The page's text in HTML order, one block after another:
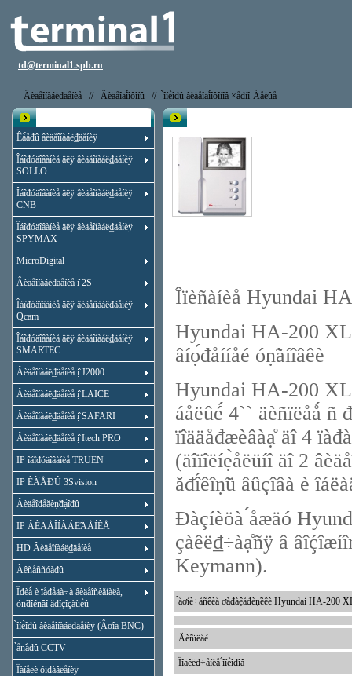
td@terminal1.spb.ru
Âèäåîíàáë₫äåíèå // Âèäåîäî́îôîíû // ̀îíẹ̀îđû âèäåîäî́îôîíîâ ×åđíî-Áåëûå
Êà́åđû âèäåîíàáë₫äåíèÿ
Îáîđóäîâàíèå äëÿ âèäåîíàáë₫äåíèÿ
SOLLO
Îáîđóäîâàíèå äëÿ âèäåîíàáë₫äåíèÿ
CNB
Îáîđóäîâàíèå äëÿ âèäåîíàáë₫äåíèÿ
SPYMAX
MicroDigital
Âèäåîíàáë₫äåíèå ị̂ 2S
Îáîđóäîâàíèå äëÿ âèäåîíàáë₫äåíèÿ
Qcam
Îáîđóäîâàíèå äëÿ âèäåîíàáë₫äåíèÿ
SMARTEC
Âèäåîíàáë₫äåíèå ị̂ J2000
Âèäåîíàáë₫äåíèå ị̂ LAICE
Âèäåîíàáë₫äåíèå ị̂ SAFARI
Âèäåîíàáë₫äåíèå ị̂ Itech PRO
IP îáîđóäîâàíèå TRUEN
IP ÊÀ̀ÅĐÛ 3Svision
Âèäåîđåăèṇ̃đạ̀îđû
IP ÂÈÄÅÎÍÀÁË̃ÄÅÍÈÅ
HD Âèäåîíàáë₫äåíèå
Àêñåññóàđû
Ïđèǻ è ïåđåäà÷à âèäåîñèăíàëà,
óṇ̃đîéṇ̃âî ăđîçîçàùẹ̀û
̀îíẹ̀îđû âèäåîíàáë₫äåíèÿ (Âơîä BNC)
̉åṇ̃åđû CCTV
Ïàíåëè óïđàâëåíèÿ
Îïèñàíèå Hyundai
Hyundai HA-200
âíọ́đåííåé óṇ̃àíîâêè
Hyundai HA-200
áåëûé́ 4`` äèñïëåǻ ñ
ïîääåđæèâàạ̊ äî 4
(äîïîëíẹ̀åëüíî äî 2
ăđî́êîṇ̃ü âûçîâà è
Đàçíèöà ́åæäó
çàêë₫÷àạ̊ñÿ â
Keymann).
̉åơíè÷åñêèå ơàđàệåđèṇ̃èêè Hyundai HA-200
Äèñïëåé
Ïîäêë₫÷åíèå ́îíẹ̀îđîâ